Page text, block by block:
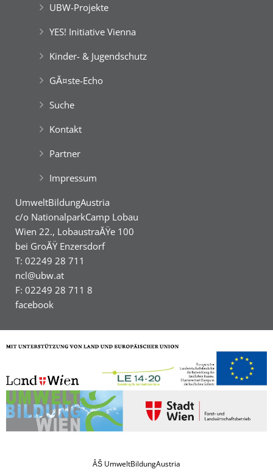
UBW-Projekte
YES! Initiative Vienna
Kinder- & Jugendschutz
GĂ¤ste-Echo
Suche
Kontakt
Partner
Impressum
UmweltBildungAustria
c/o NationalparkCamp Lobau
Wien 22., LobaustraĂŸe 100
bei GroĂŸ Enzersdorf
T: 02249 28 711
ncl@ubw.at
F: 02249 28 711 8
facebook
ÂŠ UmweltBildungAustria